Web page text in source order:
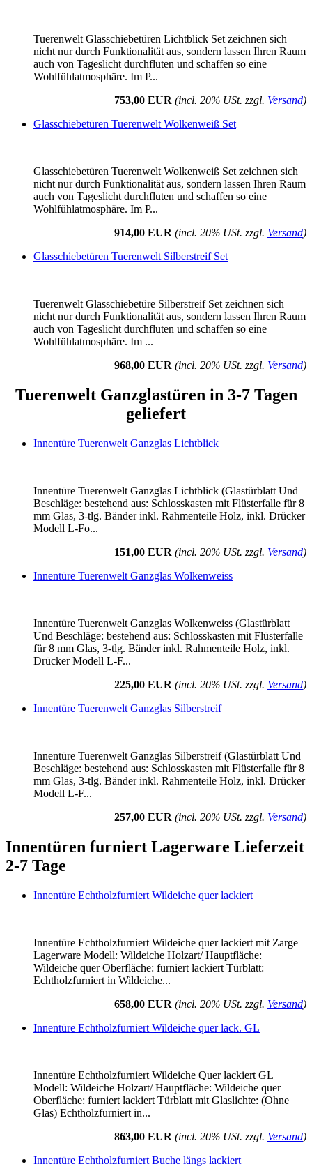
Tuerenwelt Glasschiebetüren Lichtblick Set zeichnen sich
nicht nur durch Funktionalität aus, sondern lassen Ihren Raum
auch von Tageslicht durchfluten und schaffen so eine
Wohlfühlatmosphäre. Im P...
753,00 EUR (incl. 20% USt. zzgl. Versand)
Glasschiebetüren Tuerenwelt Wolkenweiß Set
Glasschiebetüren Tuerenwelt Wolkenweiß Set zeichnen sich
nicht nur durch Funktionalität aus, sondern lassen Ihren Raum
auch von Tageslicht durchfluten und schaffen so eine
Wohlfühlatmosphäre. Im P...
914,00 EUR (incl. 20% USt. zzgl. Versand)
Glasschiebetüren Tuerenwelt Silberstreif Set
Tuerenwelt Glasschiebetüre Silberstreif Set zeichnen sich
nicht nur durch Funktionalität aus, sondern lassen Ihren Raum
auch von Tageslicht durchfluten und schaffen so eine
Wohlfühlatmosphäre. Im ...
968,00 EUR (incl. 20% USt. zzgl. Versand)
Tuerenwelt Ganzglastüren in 3-7 Tagen
geliefert
Innentüre Tuerenwelt Ganzglas Lichtblick
Innentüre Tuerenwelt Ganzglas Lichtblick (Glastürblatt Und
Beschläge: bestehend aus: Schlosskasten mit Flüsterfalle für 8
mm Glas, 3-tlg. Bänder inkl. Rahmenteile Holz, inkl. Drücker
Modell L-Fo...
151,00 EUR (incl. 20% USt. zzgl. Versand)
Innentüre Tuerenwelt Ganzglas Wolkenweiss
Innentüre Tuerenwelt Ganzglas Wolkenweiss (Glastürblatt
Und Beschläge: bestehend aus: Schlosskasten mit Flüsterfalle
für 8 mm Glas, 3-tlg. Bänder inkl. Rahmenteile Holz, inkl.
Drücker Modell L-F...
225,00 EUR (incl. 20% USt. zzgl. Versand)
Innentüre Tuerenwelt Ganzglas Silberstreif
Innentüre Tuerenwelt Ganzglas Silberstreif (Glastürblatt Und
Beschläge: bestehend aus: Schlosskasten mit Flüsterfalle für 8
mm Glas, 3-tlg. Bänder inkl. Rahmenteile Holz, inkl. Drücker
Modell L-F...
257,00 EUR (incl. 20% USt. zzgl. Versand)
Innentüren furniert Lagerware Lieferzeit
2-7 Tage
Innentüre Echtholzfurniert Wildeiche quer lackiert
Innentüre Echtholzfurniert Wildeiche quer lackiert mit Zarge
Lagerware Modell: Wildeiche Holzart/ Hauptfläche:
Wildeiche quer Oberfläche: furniert lackiert Türblatt:
Echtholzfurniert in Wildeiche...
658,00 EUR (incl. 20% USt. zzgl. Versand)
Innentüre Echtholzfurniert Wildeiche quer lack. GL
Innentüre Echtholzfurniert Wildeiche Quer lackiert GL
Modell: Wildeiche Holzart/ Hauptfläche: Wildeiche quer
Oberfläche: furniert lackiert Türblatt mit Glaslichte: (Ohne
Glas) Echtholzfurniert in...
863,00 EUR (incl. 20% USt. zzgl. Versand)
Innentüre Echtholzfurniert Buche längs lackiert